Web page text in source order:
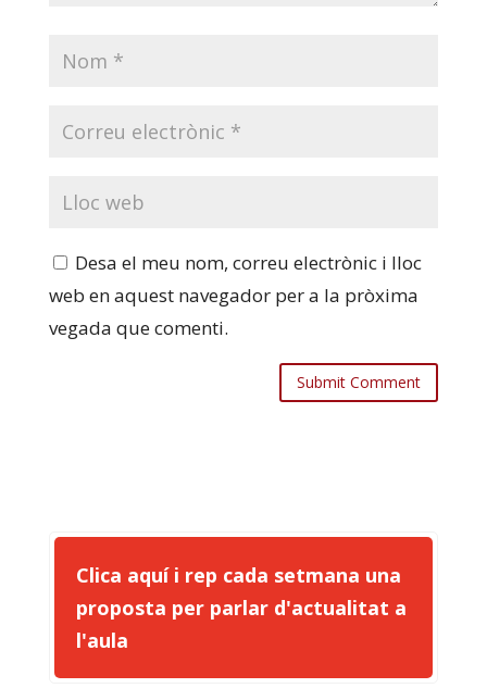
Desa el meu nom, correu electrònic i lloc
web en aquest navegador per a la pròxima
vegada que comenti.
Clica aquí i rep cada setmana una
proposta per parlar d'actualitat a
l'aula